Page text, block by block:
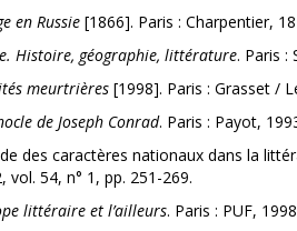
en Russie [1866]. Paris : Charpentier,
Histoire, géographie, littérature. Paris :
meurtrières [1998]. Paris : Grasset /
de Joseph Conrad. Paris : Payot,
des caractères nationaux dans la
vol. 54, n° 1, pp. 251-269.
littéraire et l’ailleurs. Paris : PUF,